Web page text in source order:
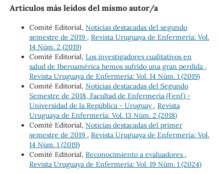
Artículos más leídos del mismo autor/a
Comité Editorial, Noticias destacadas del segundo
semestre de 2019 , Revista Uruguaya de Enfermería: Vol.
14 Núm. 2 (2019)
Comité Editorial, Los investigadores cualitativos en
salud de Iberoamérica hemos sufrido una gran perdida ,
Revista Uruguaya de Enfermería: Vol. 14 Núm. 1 (2019)
Comité Editorial, Noticias destacadas del Segundo
Semestre de 2018, Facultad de Enfermería (Fenf) -
Universidad de la República - Uruguay , Revista
Uruguaya de Enfermería: Vol. 13 Núm. 2 (2018)
Comité Editorial, Noticias destacadas del primer
semestre de 2019 , Revista Uruguaya de Enfermería: Vol.
14 Núm. 1 (2019)
Comité Editorial, Reconocimiento a evaluadores ,
Revista Uruguaya de Enfermería: Vol. 19 Núm. 1 (2024)